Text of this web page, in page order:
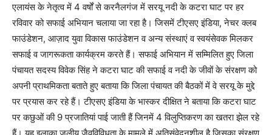
एलायंस के नेतृत्व में 4 वर्षों से करनैलगंज में सरयू नदी के कटरा घाट पर हर
रविवार को सफाई अभियान चलाया जा रहा है। जिसमें टीएसए इंडिया, नेचर क्लब
फाउंडेशन, आज़ाद युवा विकास फाउंडेशन व अन्य संस्थाएं व स्वयंसेवक मिलकर
सफाई व जागरूकता कार्यक्रम करते हैं। सफाई अभियान में सम्मिलित हुए जिला
पंचायत सदस्य विवेक सिंह ने कटरा घाट की सफाई व नदी के जीवों के संरक्षण को
अपनी प्राथमिकता बताते हुए बताया कि जिला पंचायत की बैठकों में वे सरयू के मुद्दे
पर प्रयास कर रहे हैं। टीएसए इंडिया के भास्कर दीक्षित ने बताया कि कटरा घाट
पर कछुओं की 9 प्रजातियां पाई जाती हैं जिनमें 4 विलुप्तिकरण का खतरा झेल रहे